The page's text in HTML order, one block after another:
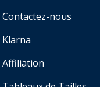
Contactez-nous
Klarna
Affiliation